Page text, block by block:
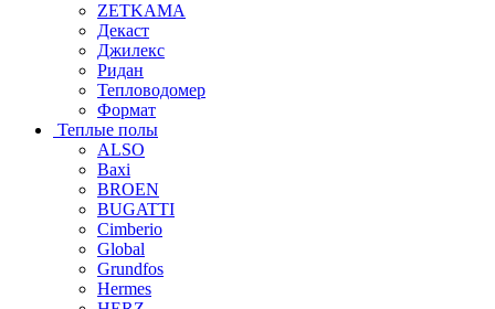
ZETKAMA
Декаст
Джилекс
Ридан
Тепловодомер
Формат
Теплые полы
ALSO
Baxi
BROEN
BUGATTI
Cimberio
Global
Grundfos
Hermes